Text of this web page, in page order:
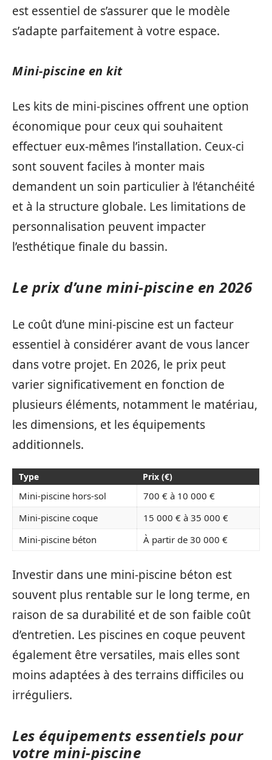
est essentiel de s’assurer que le modèle
s’adapte parfaitement à votre espace.
Mini-piscine en kit
Les kits de mini-piscines offrent une option
économique pour ceux qui souhaitent
effectuer eux-mêmes l’installation. Ceux-ci
sont souvent faciles à monter mais
demandent un soin particulier à l’étanchéité
et à la structure globale. Les limitations de
personnalisation peuvent impacter
l’esthétique finale du bassin.
Le prix d’une mini-piscine en 2026
Le coût d’une mini-piscine est un facteur
essentiel à considérer avant de vous lancer
dans votre projet. En 2026, le prix peut
varier significativement en fonction de
plusieurs éléments, notamment le matériau,
les dimensions, et les équipements
additionnels.
Type Prix (€)
Mini-piscine hors-sol
700 € à 10 000 €
Mini-piscine coque
15 000 € à 35 000 €
Mini-piscine béton
À partir de 30 000 €
Investir dans une mini-piscine béton est
souvent plus rentable sur le long terme, en
raison de sa durabilité et de son faible coût
d’entretien. Les piscines en coque peuvent
également être versatiles, mais elles sont
moins adaptées à des terrains difficiles ou
irréguliers.
Les équipements essentiels pour
votre mini-piscine